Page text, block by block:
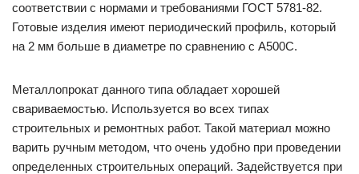
соответствии с нормами и требованиями ГОСТ 5781-82.
Готовые изделия имеют периодический профиль, который
на 2 мм больше в диаметре по сравнению с А500С.
Металлопрокат данного типа обладает хорошей
свариваемостью. Используется во всех типах
строительных и ремонтных работ. Такой материал можно
варить ручным методом, что очень удобно при проведении
определенных строительных операций. Задействуется при